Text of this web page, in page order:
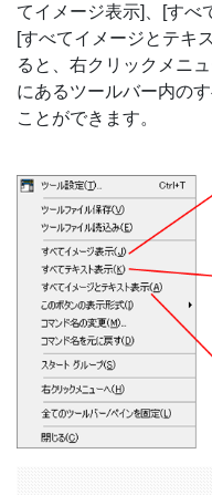
てイメージ表示]、[すべ
[すべてイメージとテキ
ると、右クリックメニ
にあるツールバー内の
ことができます。